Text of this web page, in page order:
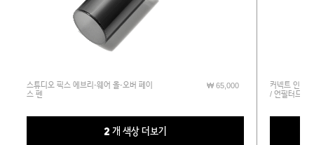
스튜디오 픽스 에브리-웨어 올-오버 페이
스 펜
₩ 65,000
2 개 색상 더보기
커넥트 인 컬
/ 언필터드 누